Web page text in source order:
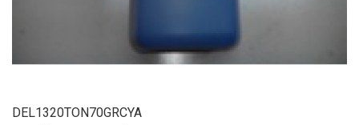
DEL1320TON70GRCYA